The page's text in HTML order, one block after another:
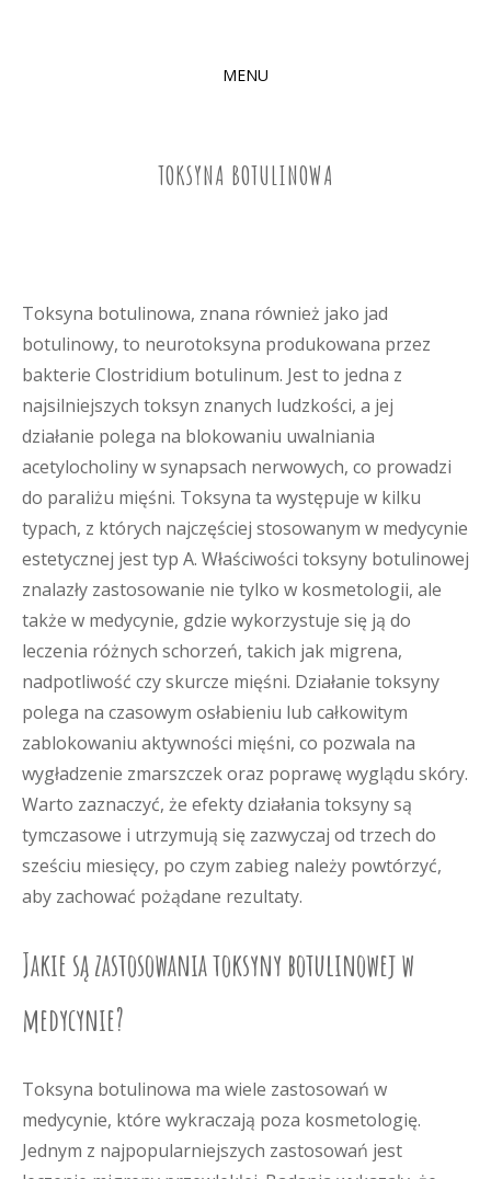
MENU
TOKSYNA BOTULINOWA
Toksyna botulinowa, znana również jako jad
botulinowy, to neurotoksyna produkowana przez
bakterie Clostridium botulinum. Jest to jedna z
najsilniejszych toksyn znanych ludzkości, a jej
działanie polega na blokowaniu uwalniania
acetylocholiny w synapsach nerwowych, co prowadzi
do paraliżu mięśni. Toksyna ta występuje w kilku
typach, z których najczęściej stosowanym w medycynie
estetycznej jest typ A. Właściwości toksyny botulinowej
znalazły zastosowanie nie tylko w kosmetologii, ale
także w medycynie, gdzie wykorzystuje się ją do
leczenia różnych schorzeń, takich jak migrena,
nadpotliwość czy skurcze mięśni. Działanie toksyny
polega na czasowym osłabieniu lub całkowitym
zablokowaniu aktywności mięśni, co pozwala na
wygładzenie zmarszczek oraz poprawę wyglądu skóry.
Warto zaznaczyć, że efekty działania toksyny są
tymczasowe i utrzymują się zazwyczaj od trzech do
sześciu miesięcy, po czym zabieg należy powtórzyć,
aby zachować pożądane rezultaty.
Jakie są zastosowania toksyny botulinowej w
medycynie?
Toksyna botulinowa ma wiele zastosowań w
medycynie, które wykraczają poza kosmetologię.
Jednym z najpopularniejszych zastosowań jest